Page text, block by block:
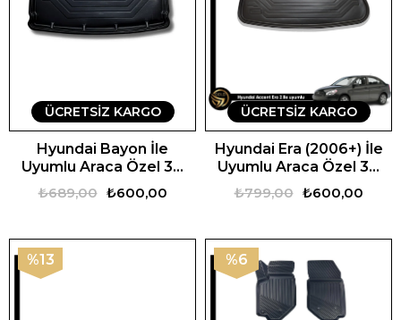
Hyundai Bayon İle
Uyumlu Araca Özel 3D
Bagaj Havuzu
₺600,00
₺689,00
ÜCRETSIZ KARGO
Hyundai Era (2006+) İle
Uyumlu Araca Özel 3D
Bagaj Havuzu
₺600,00
₺799,00
ÜCRETSIZ KARGO
%13 %6